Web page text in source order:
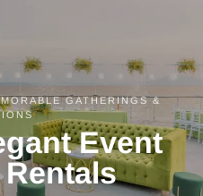
GATHERINGS &
Event
Rentals